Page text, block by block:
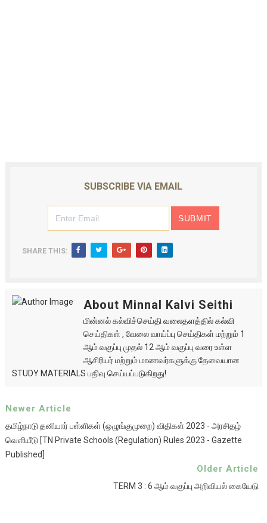
SUBSCRIBE VIA EMAIL
SHARE THIS:
About Minnal Kalvi Seithi
மின்னல் கல்விச்செய்தி வலைதளத்தில் கல்வி
செய்திகள் , வேலை வாய்ப்பு செய்திகள் மற்றும் 1
ஆம் வகுப்பு முதல் 12 ஆம் வகுப்பு வரை உள்ள
ஆசிரியர் மற்றும் மாணவர்களுக்கு தேவையான
STUDY MATERIALS பதிவு செய்யப்படுகிறது!
Newer Article
தமிழ்நாடு தனியார் பள்ளிகள் (ஒழுங்குமுறை) விதிகள் 2023 - அரசிதழ்
வெளியீடு [TN Private Schools (Regulation) Rules 2023 - Gazette
Published]
Older Article
TERM 3 : 6 ஆம் வகுப்பு அறிவியல் கையேடு